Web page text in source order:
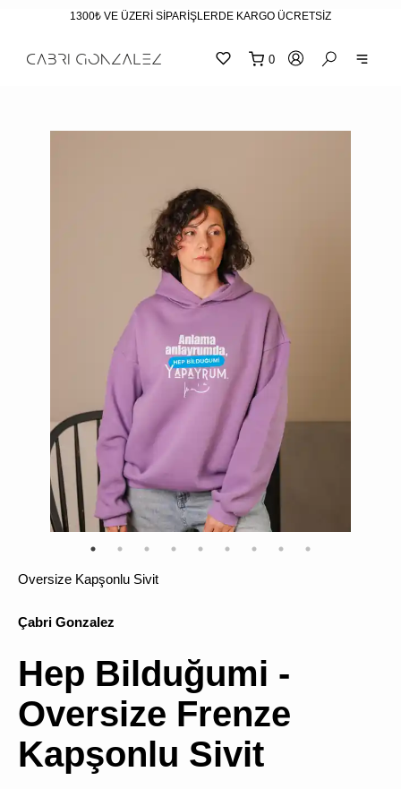
1300₺ VE ÜZERİ SİPARİŞLERDE KARGO ÜCRETSİZ
0
Oversize Kapşonlu Sivit
Çabri Gonzalez
Hep Bilduğumi -
Oversize Frenze
Kapşonlu Sivit